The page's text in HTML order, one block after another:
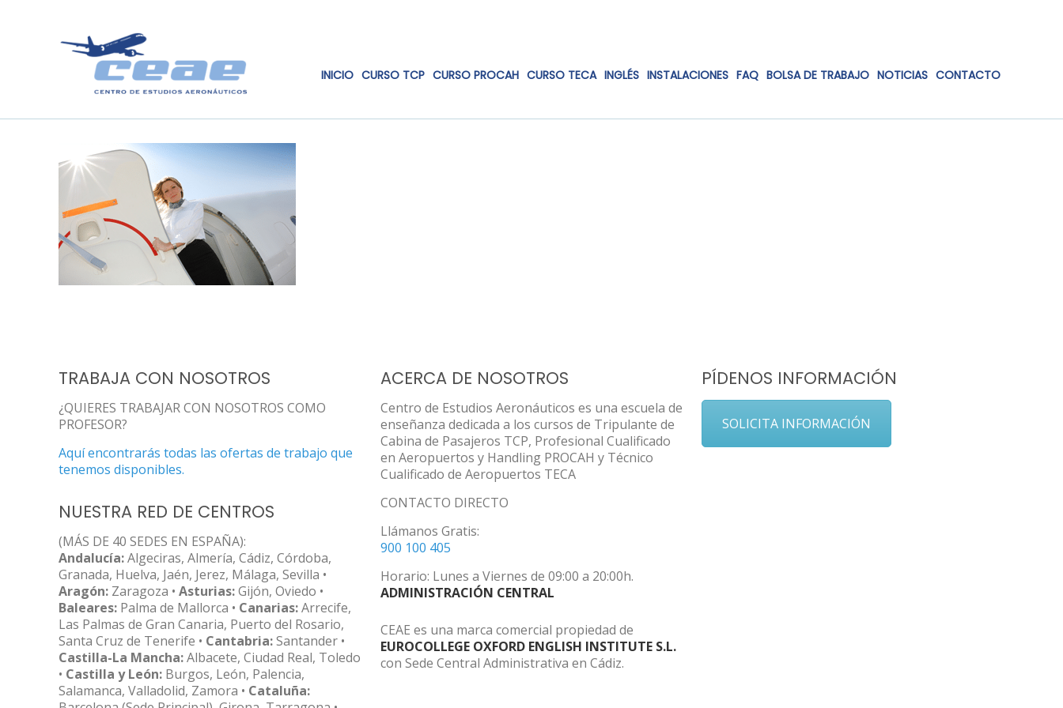
INICIO CURSO TCP CURSO PROCAH CURSO TECA INGLÉS INSTALACIONES FAQ BOLSA DE TRABAJO NOTICIAS CONTACTO
TRABAJA CON NOSOTROS
¿QUIERES TRABAJAR CON NOSOTROS COMO
PROFESOR?
Aquí encontrarás todas las ofertas de trabajo que
tenemos disponibles.
NUESTRA RED DE CENTROS
(MÁS DE 40 SEDES EN ESPAÑA):
Andalucía:Algeciras, Almería, Cádiz, Córdoba,
Granada, Huelva, Jaén, Jerez, Málaga, Sevilla •
Aragón: Zaragoza • Asturias:Gijón, Oviedo •
Baleares: Palma de Mallorca • Canarias:Arrecife,
Las Palmas de Gran Canaria, Puerto del Rosario,
Santa Cruz de Tenerife • Cantabria:Santander •
Castilla-La Mancha:Albacete, Ciudad Real, Toledo
• Castilla y León: Burgos, León, Palencia,
Salamanca, Valladolid, Zamora • Cataluña:
ACERCA DE NOSOTROS
Centro de Estudios Aeronáuticos es una escuela de
enseñanza dedicada a los cursos de Tripulante de
Cabina de Pasajeros TCP, Profesional Cualificado
en Aeropuertos y Handling PROCAH y Técnico
Cualificado de Aeropuertos TECA
CONTACTO DIRECTO
Llámanos Gratis:
900 100 405
Horario: Lunes a Viernes de 09:00 a 20:00h.
ADMINISTRACIÓN CENTRAL
CEAE es una marca comercial propiedad de
EUROCOLLEGE OXFORD ENGLISH INSTITUTE S.L.
con Sede Central Administrativa en Cádiz.
PÍDENOS INFORMACIÓN
SOLICITA INFORMACIÓN